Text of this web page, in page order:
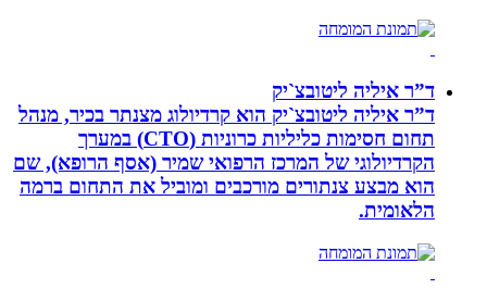
ד”ר איליה ליטובצ`יק
ד”ר איליה ליטובצ`יק הוא קרדיולוג מצנתר בכיר, מנהל
תחום חסימות כליליות כרוניות (CTO) במערך
הקרדיולוגי של המרכז הרפואי שמיר (אסף הרופא), שם
הוא מבצע צנתורים מורכבים ומוביל את התחום ברמה
הלאומית.